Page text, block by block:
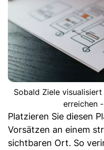
Sobald Ziele
erreichen
Platzieren Sie diesen
Vorsätzen an einem
sichtbaren Ort. So